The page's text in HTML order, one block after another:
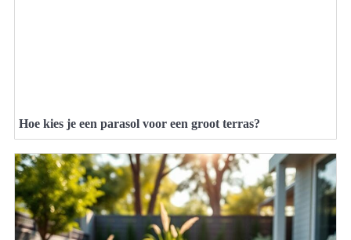
Hoe kies je een parasol voor een groot terras?